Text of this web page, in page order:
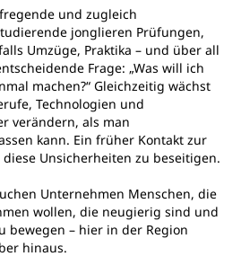
und zugleich
jonglieren Prüfungen,
Umzüge, Praktika – und über all
Frage: „Was will ich
machen?“ Gleichzeitig wächst
Technologien und
verändern, als man
kann. Ein früher Kontakt zur
Unsicherheiten zu beseitigen.
Unternehmen Menschen, die
wollen, die neugierig sind und
bewegen – hier in der Region
hinaus.